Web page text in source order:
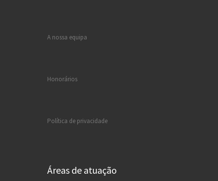
A nossa equipa
Honorários
Política de privacidade
Áreas de atuação